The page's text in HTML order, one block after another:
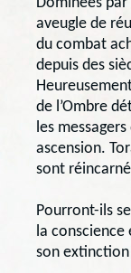
aveugle de
du combat
depuis des
de l’Ombre
les
ascension.
sont
Pourront-ils
la
son extinction